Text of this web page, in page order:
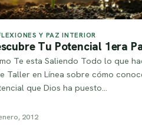
Y PAZ INTERIOR
Tu Potencial 1era
Te esta Saliendo Todo lo que
Taller en Línea sobre cómo
que Dios ha puesto…
2012